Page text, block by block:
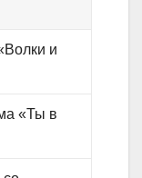
и
«Ты в